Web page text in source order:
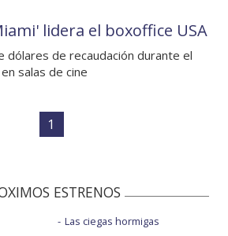
lidera el boxoffice USA
dólares de recaudación durante el
salas de cine
1
ESTRENOS
Las ciegas hormigas